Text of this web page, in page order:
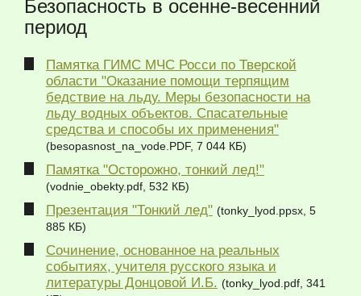
Безопасность в осенне-весенний
период
Памятка ГИМС МЧС Росси по Тверской
области "Оказание помощи терпящим
бедствие на льду. Меры безопасности на
льду водных объектов. Спасательные
средства и способы их применения"
(besopasnost_na_vode.PDF, 7 044 КБ)
Памятка "Осторожно, тонкий лед!"
(vodnie_obekty.pdf, 532 КБ)
Презентация "Тонкий лед" (tonky_lyod.ppsx, 5
885 КБ)
Сочинение, основанное на реальных
событиях, учителя русского языка и
литературы Донцовой И.Б. (tonky_lyod.pdf, 341